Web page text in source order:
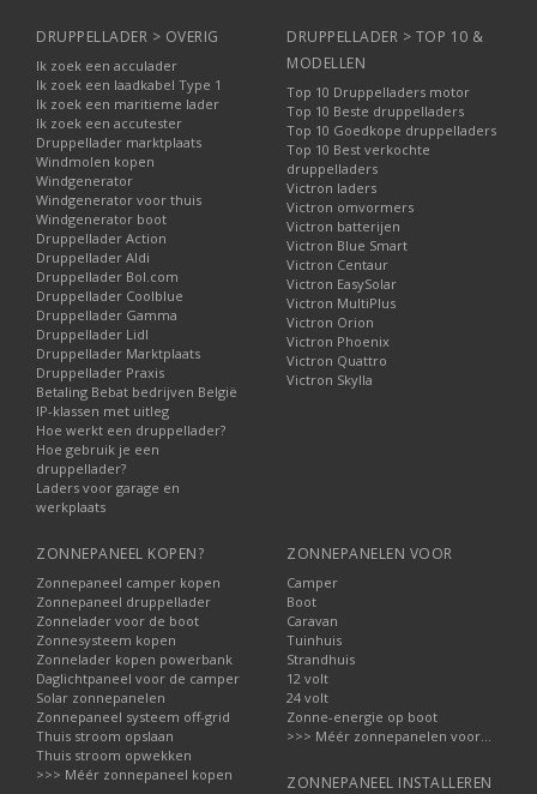
DRUPPELLADER > OVERIG
Ik zoek een acculader
Ik zoek een laadkabel Type 1
Ik zoek een maritieme lader
Ik zoek een accutester
Druppellader marktplaats
Windmolen kopen
Windgenerator
Windgenerator voor thuis
Windgenerator boot
Druppellader Action
Druppellader Aldi
Druppellader Bol.com
Druppellader Coolblue
Druppellader Gamma
Druppellader Lidl
Druppellader Marktplaats
Druppellader Praxis
Betaling Bebat bedrijven België
IP-klassen met uitleg
Hoe werkt een druppellader?
Hoe gebruik je een
druppellader?
Laders voor garage en
werkplaats
DRUPPELLADER > TOP 10 &
MODELLEN
Top 10 Druppelladers motor
Top 10 Beste druppelladers
Top 10 Goedkope druppelladers
Top 10 Best verkochte
druppelladers
Victron laders
Victron omvormers
Victron batterijen
Victron Blue Smart
Victron Centaur
Victron EasySolar
Victron MultiPlus
Victron Orion
Victron Phoenix
Victron Quattro
Victron Skylla
ZONNEPANEEL KOPEN?
Zonnepaneel camper kopen
Zonnepaneel druppellader
Zonnelader voor de boot
Zonnesysteem kopen
Zonnelader kopen powerbank
Daglichtpaneel voor de camper
Solar zonnepanelen
Zonnepaneel systeem off-grid
Thuis stroom opslaan
Thuis stroom opwekken
>>> Méér zonnepaneel kopen
ZONNEPANELEN VOOR
Camper
Boot
Caravan
Tuinhuis
Strandhuis
12 volt
24 volt
Zonne-energie op boot
>>> Méér zonnepanelen voor...
ZONNEPANEEL INSTALLEREN